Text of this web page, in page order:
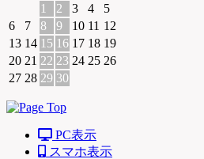
1
2 3 4
5
6
7 8 9 10 11 12
13 14 15 16 17 18 19
20 21 22 23 24 25 26
27 28 29 30
PC表示
スマホ表示